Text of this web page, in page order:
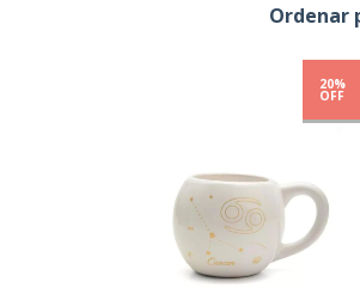
Ordenar
20%
OFF